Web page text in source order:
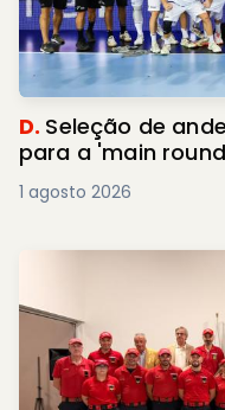
D. Seleção de
para a 'main
1 agosto 2026